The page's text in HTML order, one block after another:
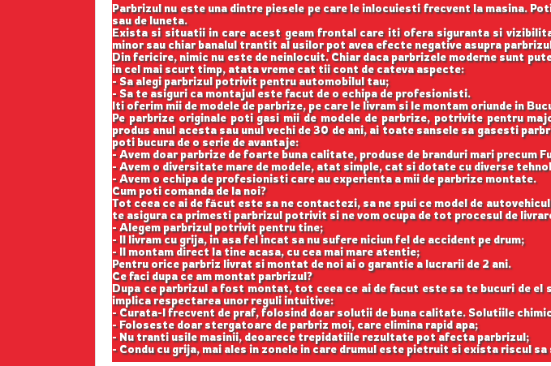
Parbrizul nu este una dintre piesele pe care le inlocuiesti frecvent la masina.
sau de luneta.
Exista si situatii in care acest geam frontal care iti ofera siguranta si
minor sau chiar banalul trantit al usilor pot avea efecte negative asupra
Din fericire, nimic nu este de neinlocuit. Chiar daca parbrizele moderne sunt
in cel mai scurt timp, atata vreme cat tii cont de cateva aspecte:
- Sa alegi parbrizul potrivit pentru automobilul tau;
- Sa te asiguri ca montajul este facut de o echipa de profesionisti.
Iti oferim mii de modele de parbrize, pe care le livram si le montam oriunde in
Pe parbrize originale poti gasi mii de modele de parbrize, potrivite pentru
produs anul acesta sau unul vechi de 30 de ani, ai toate sansele sa gasesti
poti bucura de o serie de avantaje:
- Avem doar parbrize de foarte buna calitate, produse de branduri mari precum
- Avem o diversitate mare de modele, atat simple, cat si dotate cu diverse
- Avem o echipa de profesionisti care au experienta a mii de parbrize montate.
Cum poti comanda de la noi?
Tot ceea ce ai de făcut este sa ne contactezi, sa ne spui ce model de
te asigura ca primesti parbrizul potrivit si ne vom ocupa de tot procesul de
- Alegem parbrizul potrivit pentru tine;
- Il livram cu grija, in asa fel incat sa nu sufere niciun fel de accident pe drum;
- Il montam direct la tine acasa, cu cea mai mare atentie;
Pentru orice parbriz livrat si montat de noi ai o garantie a lucrarii de 2 ani.
Ce faci dupa ce am montat parbrizul?
Dupa ce parbrizul a fost montat, tot ceea ce ai de facut este sa te bucuri de
implica respectarea unor reguli intuitive:
- Curata-l frecvent de praf, folosind doar solutii de buna calitate. Solutiile
- Foloseste doar stergatoare de parbriz moi, care elimina rapid apa;
- Nu tranti usile masinii, deoarece trepidatiile rezultate pot afecta parbrizul;
- Condu cu grija, mai ales in zonele in care drumul este pietruit si exista riscul